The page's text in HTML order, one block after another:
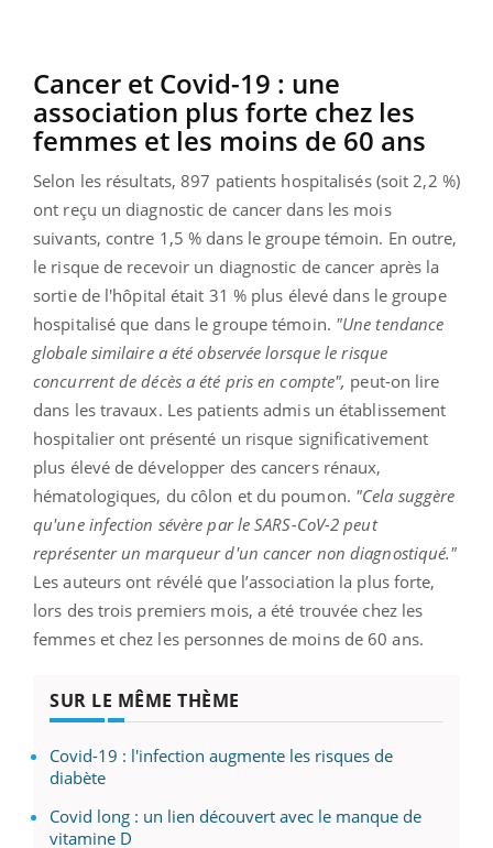
Cancer et Covid-19 : une
association plus forte chez les
femmes et les moins de 60 ans
Selon les résultats, 897 patients hospitalisés (soit 2,2 %)
ont reçu un diagnostic de cancer dans les mois
suivants, contre 1,5 % dans le groupe témoin. En outre,
le risque de recevoir un diagnostic de cancer après la
sortie de l'hôpital était 31 % plus élevé dans le groupe
hospitalisé que dans le groupe témoin. "Une tendance
globale similaire a été observée lorsque le risque
concurrent de décès a été pris en compte", peut-on lire
dans les travaux. Les patients admis un établissement
hospitalier ont présenté un risque significativement
plus élevé de développer des cancers rénaux,
hématologiques, du côlon et du poumon. "Cela suggère
qu'une infection sévère par le SARS-CoV-2 peut
représenter un marqueur d'un cancer non diagnostiqué."
Les auteurs ont révélé que l’association la plus forte,
lors des trois premiers mois, a été trouvée chez les
femmes et chez les personnes de moins de 60 ans.
SUR LE MÊME THÈME
Covid-19 : l'infection augmente les risques de
diabète
Covid long : un lien découvert avec le manque de
vitamine D